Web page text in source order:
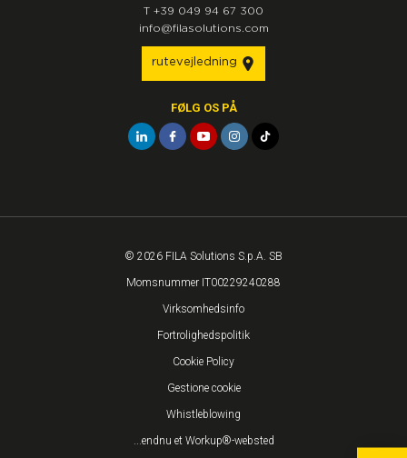
T +39 049 94 67 300
info@filasolutions.com
rutevejledning
FØLG OS PÅ
© 2026 FILA Solutions S.p.A. SB
Momsnummer IT00229240288
Virksomhedsinfo
Fortrolighedspolitik
Cookie Policy
Gestione cookie
Whistleblowing
...endnu et Workup®-websted